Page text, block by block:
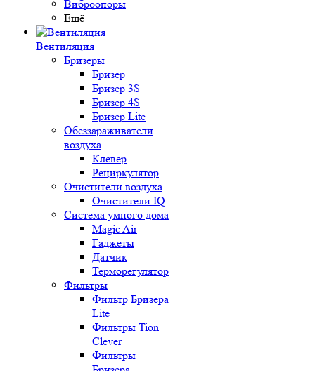
Виброопоры
Ещё
Вентиляция
Бризеры
Бризер
Бризер 3S
Бризер 4S
Бризер Lite
Обеззараживатели
воздуха
Клевер
Рециркулятор
Очистители воздуха
Очистители IQ
Система умного дома
Magic Air
Гаджеты
Датчик
Терморегулятор
Фильтры
Фильтр Бризера
Lite
Фильтры Tion
Clever
Фильтры